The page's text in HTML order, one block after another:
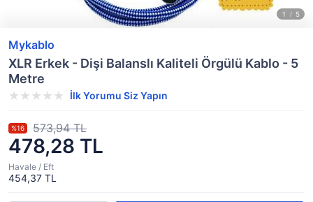
Mykablo
XLR Erkek - Dişi Balanslı Kaliteli Örgülü Kablo - 5
Metre
İlk Yorumu Siz Yapın
478,28 TL
%16 573,94 TL
Havale / Eft
454,37 TL